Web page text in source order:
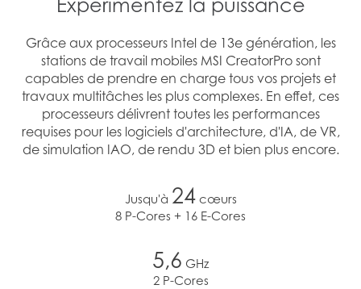
Expérimentez la puissance
Grâce aux processeurs Intel de 13e génération, les
stations de travail mobiles MSI CreatorPro sont
capables de prendre en charge tous vos projets et
travaux multitâches les plus complexes. En effet, ces
processeurs délivrent toutes les performances
requises pour les logiciels d'architecture, d'IA, de VR,
de simulation IAO, de rendu 3D et bien plus encore.
Jusqu'à 24cœurs
8 P-Cores + 16 E-Cores
5,6 GHz
2 P-Cores